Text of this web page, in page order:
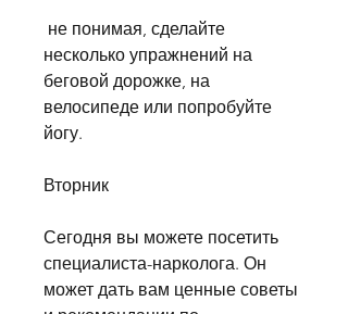
несколько упражнений на
беговой дорожке, на
велосипеде или попробуйте
йогу.
Вторник
Сегодня вы можете посетить
специалиста-нарколога. Он
может дать вам ценные советы